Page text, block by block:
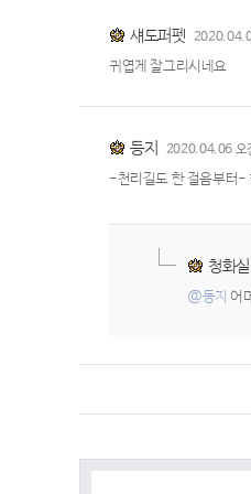
섀도퍼펫
귀엽게 잘그리시네요
등지 2020.04.06 오
-천리길도 한 걸음부터-
청화실
@등지 어